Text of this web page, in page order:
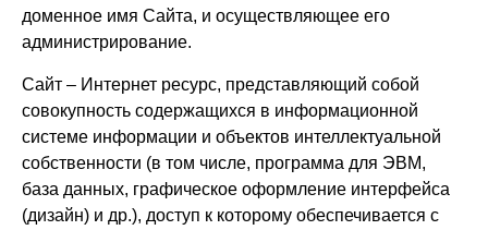
доменное имя Сайта, и осуществляющее его
администрирование.
Сайт – Интернет ресурс, представляющий собой
совокупность содержащихся в информационной
системе информации и объектов интеллектуальной
собственности (в том числе, программа для ЭВМ,
база данных, графическое оформление интерфейса
(дизайн) и др.), доступ к которому обеспечивается с